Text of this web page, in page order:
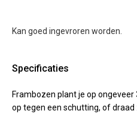
Kan goed ingevroren worden.
Specificaties
Frambozen plant je op
op tegen een schutting, of draad